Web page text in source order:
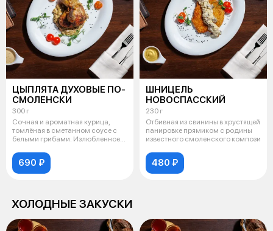
ЦЫПЛЯТА ДУХОВЫЕ ПО-
СМОЛЕНСКИ
300 г
Сочная и ароматная курица,
томлёная в сметанном соусе с
белыми грибами. Излюбленное
690 ₽
ШНИЦЕЛЬ
НОВОСПАССКИЙ
230 г
Отбивная из свинины в хрустящей
панировке прямиком с родины
известного смоленского компози
480 ₽
ХОЛОДНЫЕ ЗАКУСКИ